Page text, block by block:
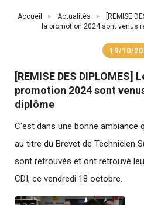
Fil
d'Ariane
Accueil Actualités
[REMISE
la promotion 2024 sont venus
19/10/
[REMISE DES DIPLOMES]
promotion 2024 sont
diplôme
C'est dans une bonne ambiance
au titre du Brevet de Technicien
sont retrouvés et ont retrouvé
CDI, ce vendredi 18 octobre.